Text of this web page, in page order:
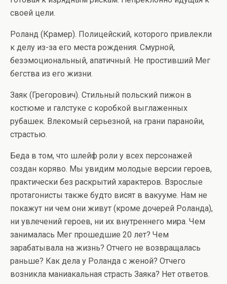
своей цели.
Роланд (Крамер). Полицейский, которого привлекли
к делу из-за его места рождения. Смурной,
безэмоциональный, апатичный. Не простивший Мег
бегства из его жизни.
Заяк (Грегорович). Стильный польский пижон в
костюме и галстуке с коробкой выглаженных
рубашек. Влекомый серьезной, на грани паранойи,
страстью.
Беда в том, что шлейф роли у всех персонажей
создан коряво. Мы увидим молодые версии героев,
практически без раскрытий характеров. Взрослые
протагонисты также будто висят в вакууме. Нам не
покажут ни чем они живут (кроме дочерей Роланда),
ни увлечений героев, ни их внутреннего мира. Чем
занималась Мег прошедшие 20 лет? Чем
зарабатывала на жизнь? Отчего не возвращалась
раньше? Как дела у Роланда с женой? Отчего
возникла маниакальная страсть Заяка? Нет ответов.